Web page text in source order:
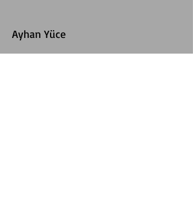
Ayhan Yüce